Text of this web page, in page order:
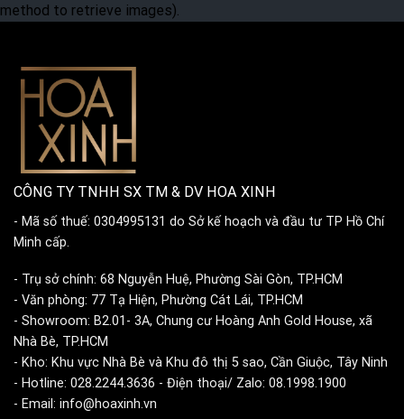
method to retrieve images).
CÔNG TY TNHH SX TM & DV HOA XINH
- Mã số thuế: 0304995131 do Sở kế hoạch và đầu tư TP Hồ Chí
Minh cấp.
- Trụ sở chính: 68 Nguyễn Huệ, Phường Sài Gòn, TP.HCM
- Văn phòng: 77 Tạ Hiện, Phường Cát Lái, TP.HCM
- Showroom: B2.01- 3A, Chung cư Hoàng Anh Gold House, xã
Nhà Bè, TP.HCM
- Kho: Khu vực Nhà Bè và Khu đô thị 5 sao, Cần Giuộc, Tây Ninh
- Hotline: 028.2244.3636 - Điện thoại/ Zalo: 08.1998.1900
- Email: info@hoaxinh.vn